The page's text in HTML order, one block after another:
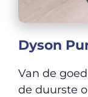
Dyson
Van de
de duurste